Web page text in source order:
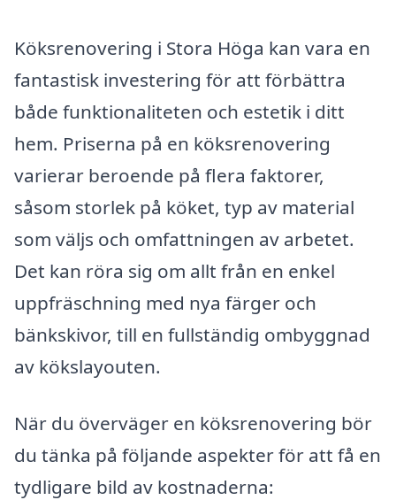
Köksrenovering i Stora Höga kan vara en
fantastisk investering för att förbättra
både funktionaliteten och estetik i ditt
hem. Priserna på en köksrenovering
varierar beroende på flera faktorer,
såsom storlek på köket, typ av material
som väljs och omfattningen av arbetet.
Det kan röra sig om allt från en enkel
uppfräschning med nya färger och
bänkskivor, till en fullständig ombyggnad
av kökslayouten.
När du överväger en köksrenovering bör
du tänka på följande aspekter för att få en
tydligare bild av kostnaderna: